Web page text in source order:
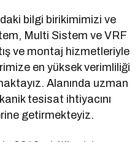
bilgi birikimimizi ve
Multi Sistem ve VRF
ve montaj hizmetleriyle
en yüksek verimliliği
Alanında uzman
tesisat ihtiyacını
getirmekteyiz.